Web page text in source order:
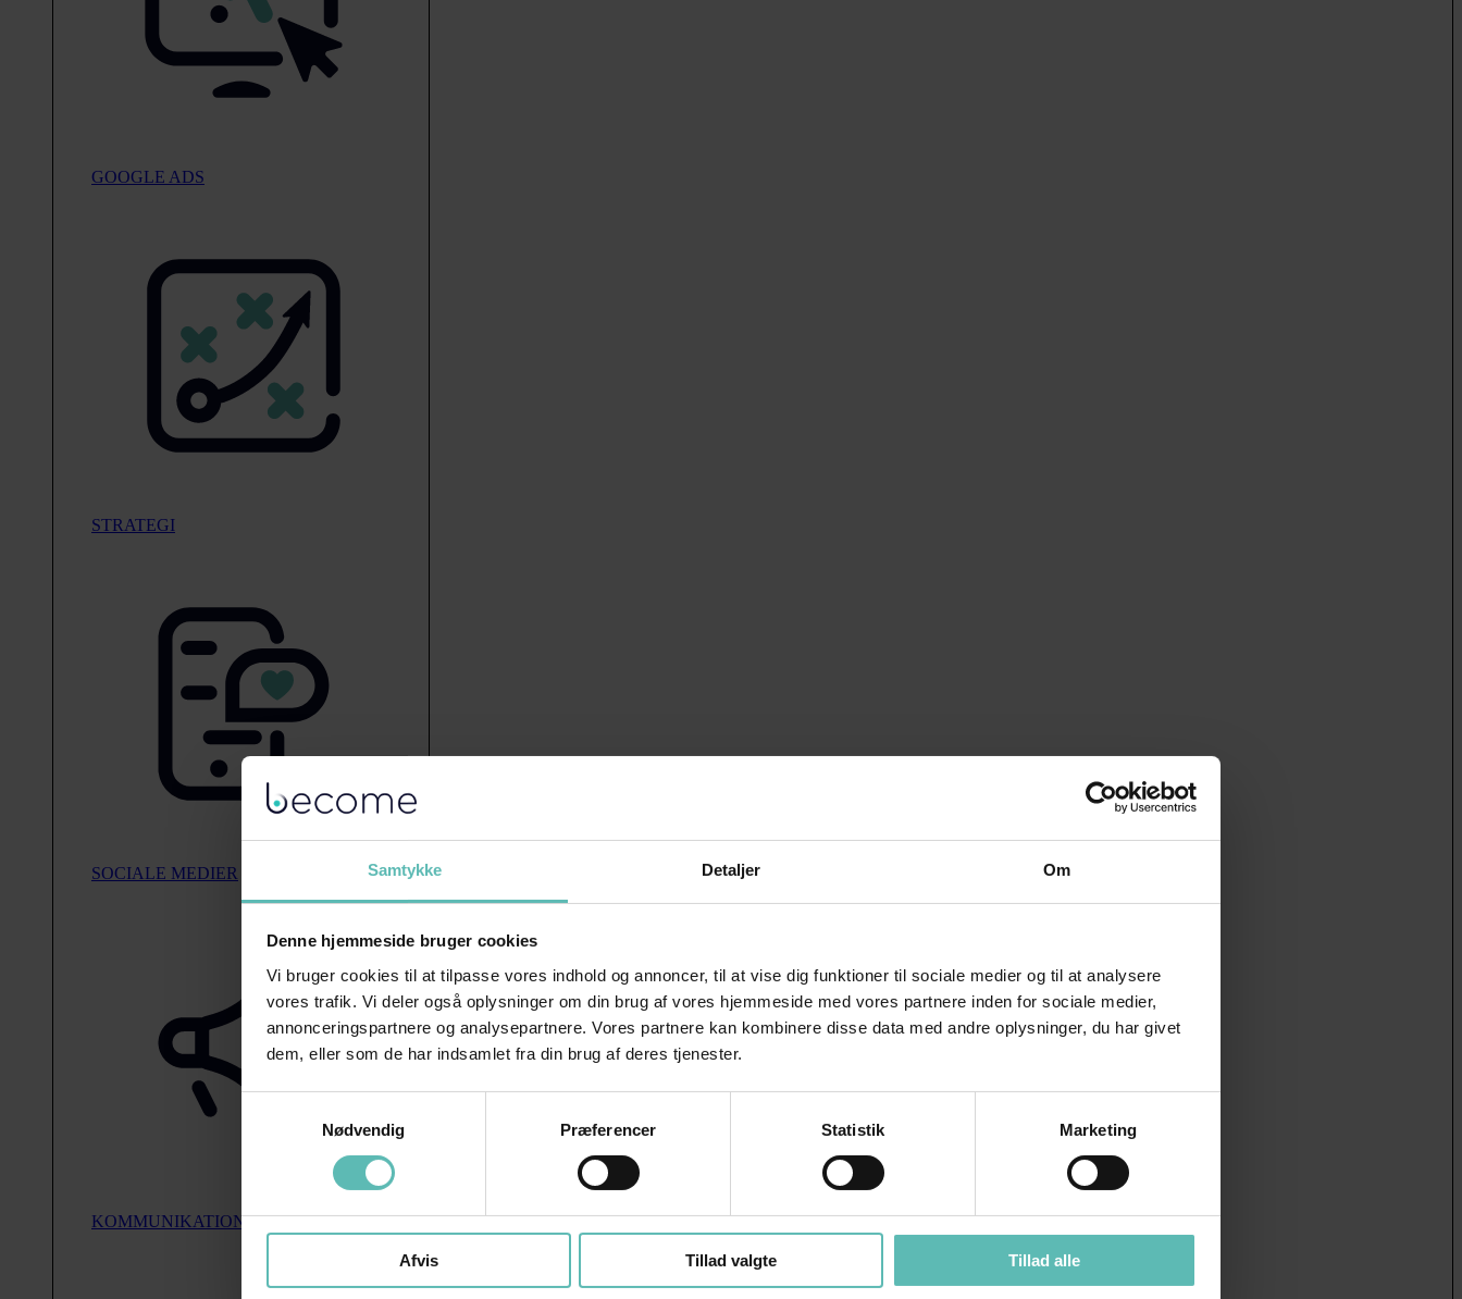
Samtykke Detaljer Om
Denne hjemmeside bruger cookies
Vi bruger cookies til at tilpasse vores indhold og annoncer, til at vise dig funktioner til sociale medier og til at analysere
vores trafik. Vi deler også oplysninger om din brug af vores hjemmeside med vores partnere inden for sociale medier,
annonceringspartnere og analysepartnere. Vores partnere kan kombinere disse data med andre oplysninger, du har givet
dem, eller som de har indsamlet fra din brug af deres tjenester.
Nødvendig
Præferencer Statistik Marketing
Afvis Tillad valgte Tillad alle
GOOGLE ADS
STRATEGI
SOCIALE MEDIER
KOMMUNIKATION